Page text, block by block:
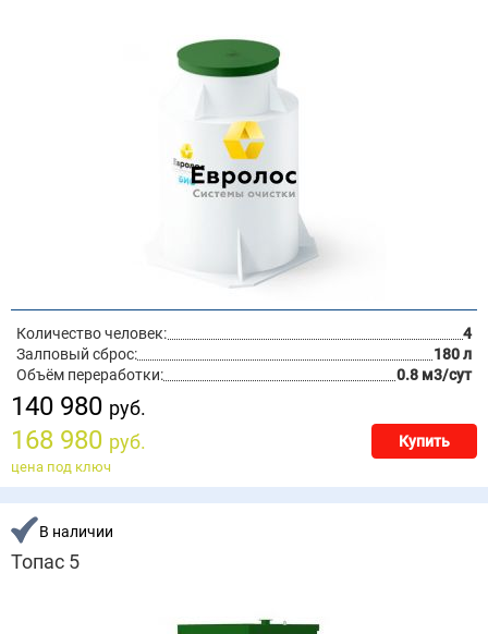
Количество человек:
4
Залповый сброс:
180 л
Объём переработки:
0.8 м3/сут
140 980 руб.
168 980 руб. Купить
цена под ключ
В наличии
Топас 5